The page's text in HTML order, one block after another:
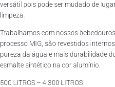
versátil pois pode ser mudado de
limpeza.
Trabalhamos com nossos
processo MIG, são revestidos
pureza da água e mais durabilidade
esmalte sintético na cor alumínio.
500 LITROS – 4.300 LITROS